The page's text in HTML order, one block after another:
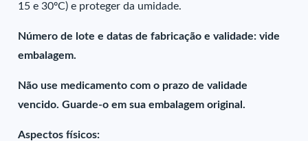
15 e 30ºC) e proteger da umidade.
Número de lote e datas de fabricação e validade: vide
embalagem.
Não use medicamento com o prazo de validade
vencido. Guarde-o em sua embalagem original.
Aspectos físicos: